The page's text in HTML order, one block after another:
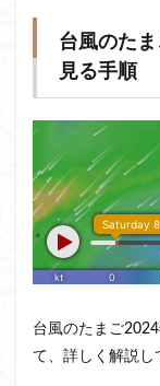
台風のた
見る手順
台風のたまご
て、詳しく解説し